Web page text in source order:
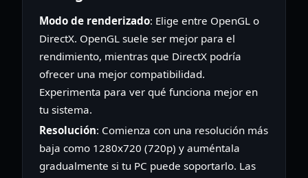
Modo de renderizado: Elige entre OpenGL o
DirectX. OpenGL suele ser mejor para el
rendimiento, mientras que DirectX podría
ofrecer una mejor compatibilidad.
Experimenta para ver qué funciona mejor en
tu sistema.
Resolución: Comienza con una resolución más
baja como 1280x720 (720p) y auméntala
gradualmente si tu PC puede soportarlo. Las